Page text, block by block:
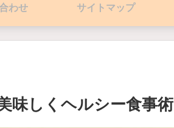
わせ サイトマップ
味しくヘルシー食事術